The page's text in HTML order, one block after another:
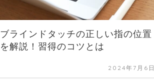
ブラインドタッチの正しい指の位置
を解説！習得のコツとは
2024年7月6日